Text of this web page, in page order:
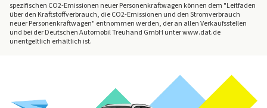
spezifischen CO2-Emissionen neuer Personenkraftwagen können dem "Leitfaden
über den Kraftstoffverbrauch, die CO2-Emissionen und den Stromverbrauch
neuer Personenkraftwagen" entnommen werden, der an allen Verkaufsstellen
und bei der Deutschen Automobil Treuhand GmbH unter www.dat.de
unentgeltlich erhältlich ist.